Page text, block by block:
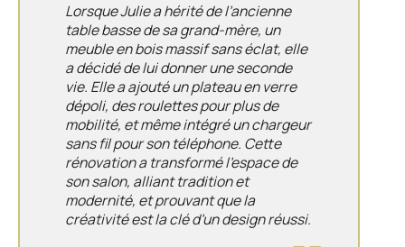
Lorsque Julie a hérité de l’ancienne
table basse de sa grand-mère, un
meuble en bois massif sans éclat, elle
a décidé de lui donner une seconde
vie. Elle a ajouté un plateau en verre
dépoli, des roulettes pour plus de
mobilité, et même intégré un chargeur
sans fil pour son téléphone. Cette
rénovation a transformé l’espace de
son salon, alliant tradition et
modernité, et prouvant que la
créativité est la clé d’un design réussi.